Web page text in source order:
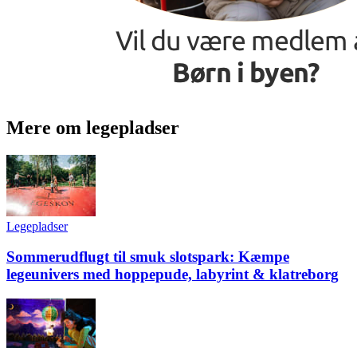
Mere om legepladser
Legepladser
Sommerudflugt til smuk slotspark: Kæmpe
legeunivers med hoppepude, labyrint & klatreborg